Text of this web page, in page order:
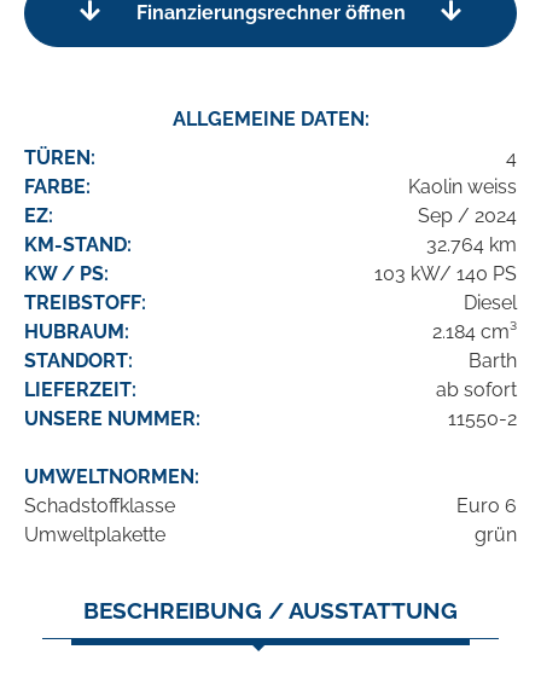
Finanzierungsrechner öffnen
ALLGEMEINE DATEN:
TÜREN:
4
FARBE:
Kaolin weiss
EZ:
Sep / 2024
KM-STAND:
32.764 km
KW / PS:
103 kW/ 140 PS
TREIBSTOFF:
Diesel
HUBRAUM:
2.184 cm³
STANDORT:
Barth
LIEFERZEIT:
ab sofort
UNSERE NUMMER:
11550-2
UMWELTNORMEN:
Schadstoffklasse
Euro 6
Umweltplakette
grün
BESCHREIBUNG / AUSSTATTUNG